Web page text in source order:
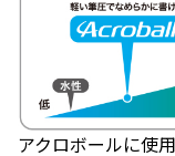
アクロボールに使